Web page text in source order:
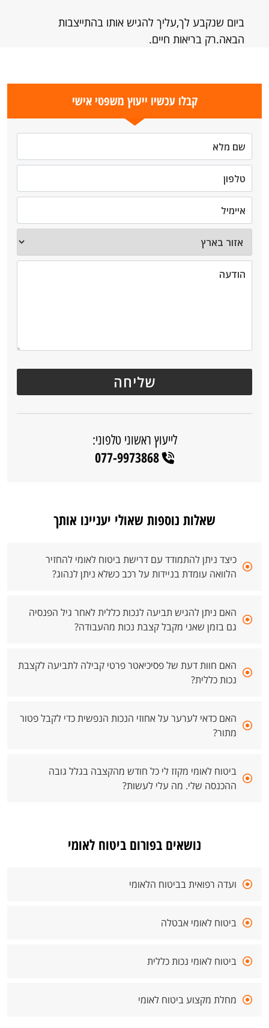
ביום שנקבע לך,עליך להגיש אותו בהתייצבות
הבאה.רק בריאות חיים.
קבלו עכשיו ייעוץ משפטי אישי
לייעוץ ראשוני טלפוני:
077-9973868
שאלות נוספות שאולי יעניינו אותך
כיצד ניתן להתמודד עם דרישת ביטוח לאומי להחזיר
הלוואה עומדת בניידות על רכב כשלא ניתן לנהוג?
האם ניתן להגיש תביעה לנכות כללית לאחר גיל הפנסיה
גם בזמן שאני מקבל קצבת נכות מהעבודה?
האם חוות דעת של פסיכיאטר פרטי קבילה לתביעה לקצבת
נכות כללית?
האם כדאי לערער על אחוזי הנכות הנפשית כדי לקבל פטור
מתור?
ביטוח לאומי מקזז לי כל חודש מהקצבה בגלל גובה
ההכנסה שלי. מה עלי לעשות?
נושאים בפורום ביטוח לאומי
ועדה רפואית בביטוח הלאומי
ביטוח לאומי אבטלה
ביטוח לאומי נכות כללית
מחלת מקצוע ביטוח לאומי